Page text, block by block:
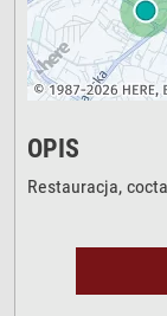
OPIS
Restauracja,